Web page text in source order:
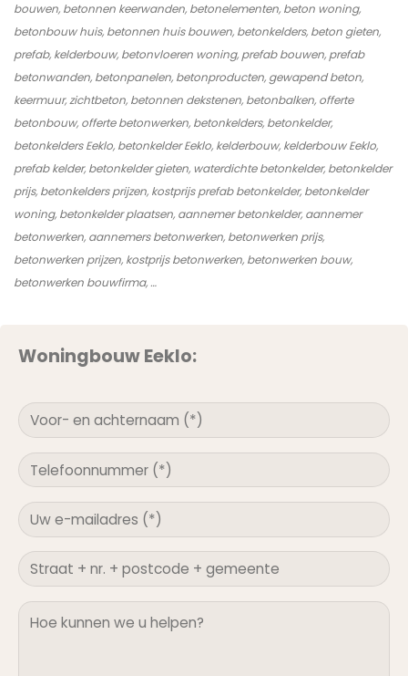
bouwen, betonnen keerwanden, betonelementen, beton woning,
betonbouw huis, betonnen huis bouwen, betonkelders, beton gieten,
prefab, kelderbouw, betonvloeren woning, prefab bouwen, prefab
betonwanden, betonpanelen, betonproducten, gewapend beton,
keermuur, zichtbeton, betonnen dekstenen, betonbalken, offerte
betonbouw, offerte betonwerken, betonkelders, betonkelder,
betonkelders Eeklo, betonkelder Eeklo, kelderbouw, kelderbouw Eeklo,
prefab kelder, betonkelder gieten, waterdichte betonkelder, betonkelder
prijs, betonkelders prijzen, kostprijs prefab betonkelder, betonkelder
woning, betonkelder plaatsen, aannemer betonkelder, aannemer
betonwerken, aannemers betonwerken, betonwerken prijs,
betonwerken prijzen, kostprijs betonwerken, betonwerken bouw,
betonwerken bouwfirma, …
Woningbouw Eeklo: